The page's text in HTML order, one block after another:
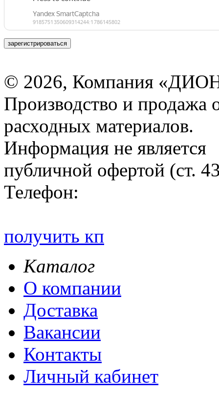
зарегистрироваться
© 2026, Компания
Производство и продажа
расходных материалов.
Информация не является
публичной офертой (ст.
Телефон:
получить кп
Каталог
О компании
Доставка
Вакансии
Контакты
Личный кабинет